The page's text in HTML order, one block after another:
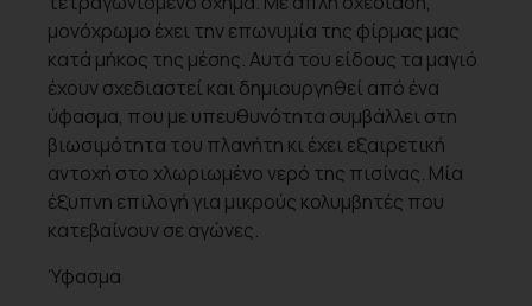
μονόχρωμο έχει την επωνυμία της φίρμας μας
κατά μήκος της μέσης. Αυτά του είδους τα μαγιό
έχουν σχεδιαστεί και δημιουργηθεί από ένα
ύφασμα, που με υπευθυνότητα συμβάλλει στη
βιωσιμότητα του πλανήτη κι έχει εξαιρετική
αντοχή στο χλωριωμένο νερό της πισίνας. Μία
έξυπνη επιλογή για μικρούς κολυμβητές που
κατεβαίνουν σε αγώνες.
Ύφασμα